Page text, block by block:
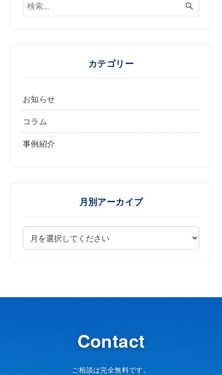
カテゴリー
お知らせ
コラム
事例紹介
月別アーカイブ
Contact
ご相談は完全無料です。